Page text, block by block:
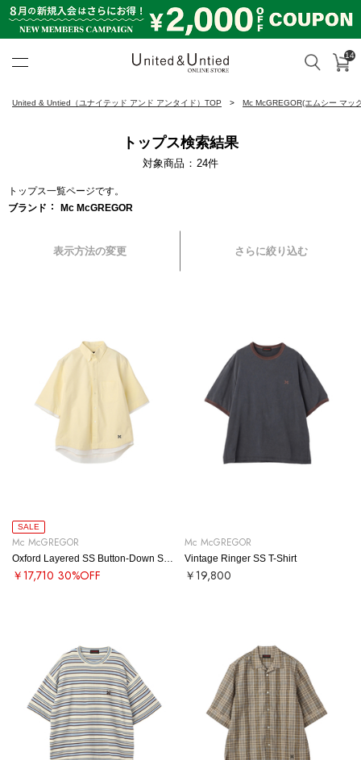
検索 カ
14
United & Untied（ユナイテッド アンド アンタイド）TOP Mc McGREGOR(エムシー マッ
トップス検索結果
対象商品 24件
トップス一覧ページです。
ブランド
Mc McGREGOR
表示方法の変更 さらに絞り込む
SALE
Mc McGREGOR
￥17,710 30%OFF
Mc McGREGOR
Vintage Ringer SS T-Shirt
￥19,800